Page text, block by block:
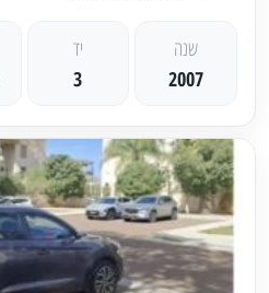
שנה
2007
יד
3